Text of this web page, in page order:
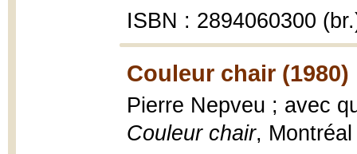
ISBN : 2894060300
Couleur chair (1980)
Pierre Nepveu ; avec
Couleur chair,